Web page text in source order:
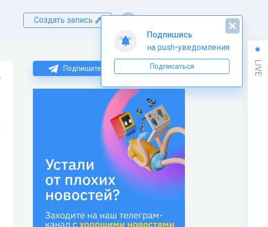
Создать запись
Подпишитесь на нас в Telegram LIVE
Подпишись
на push-уведомления
Подписаться